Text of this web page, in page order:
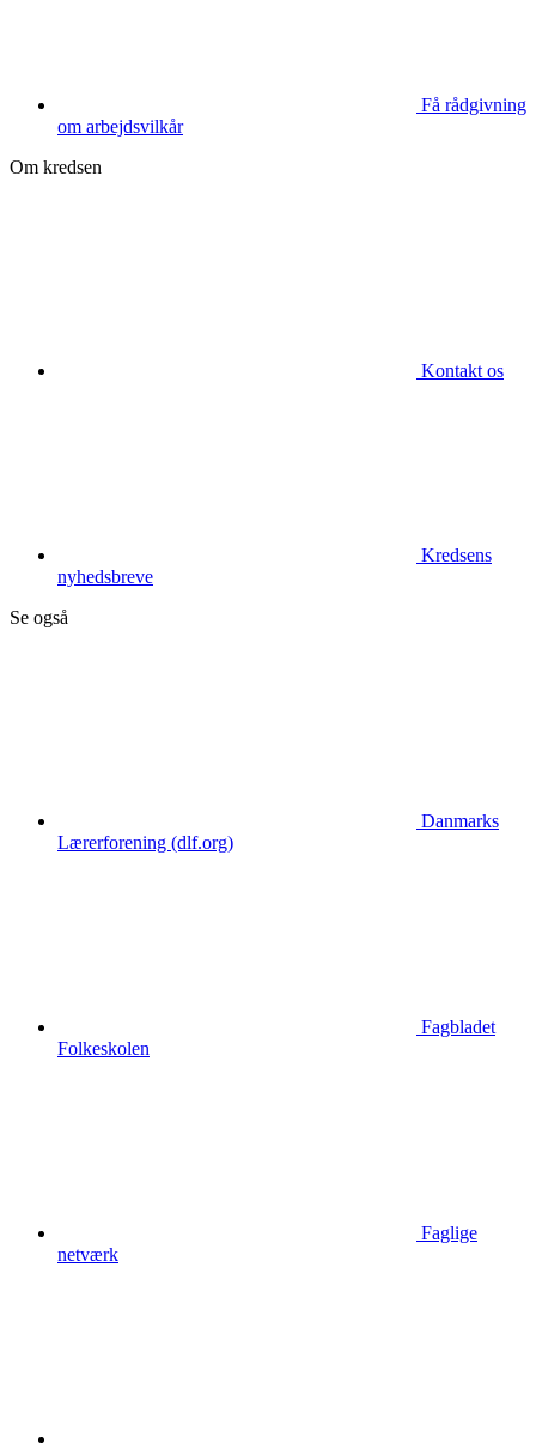
Få rådgivning
om arbejdsvilkår
Om kredsen
Kontakt os
Kredsens
nyhedsbreve
Se også
Danmarks
Lærerforening (dlf.org)
Fagbladet
Folkeskolen
Faglige
netværk